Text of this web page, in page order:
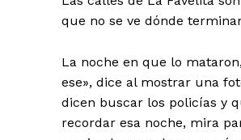
que no se ve dónde
La noche en que lo
ese», dice al mostrar una
dicen buscar los policías y
recordar esa noche, mira